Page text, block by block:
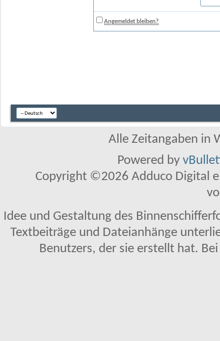
Angemeldet bleiben?
Alle Zeitangaben in
Powered by
Copyright ©2026 Adduco Digital
Idee und Gestaltung des
Textbeiträge und Dateianhänge
Benutzers, der sie erstellt hat.